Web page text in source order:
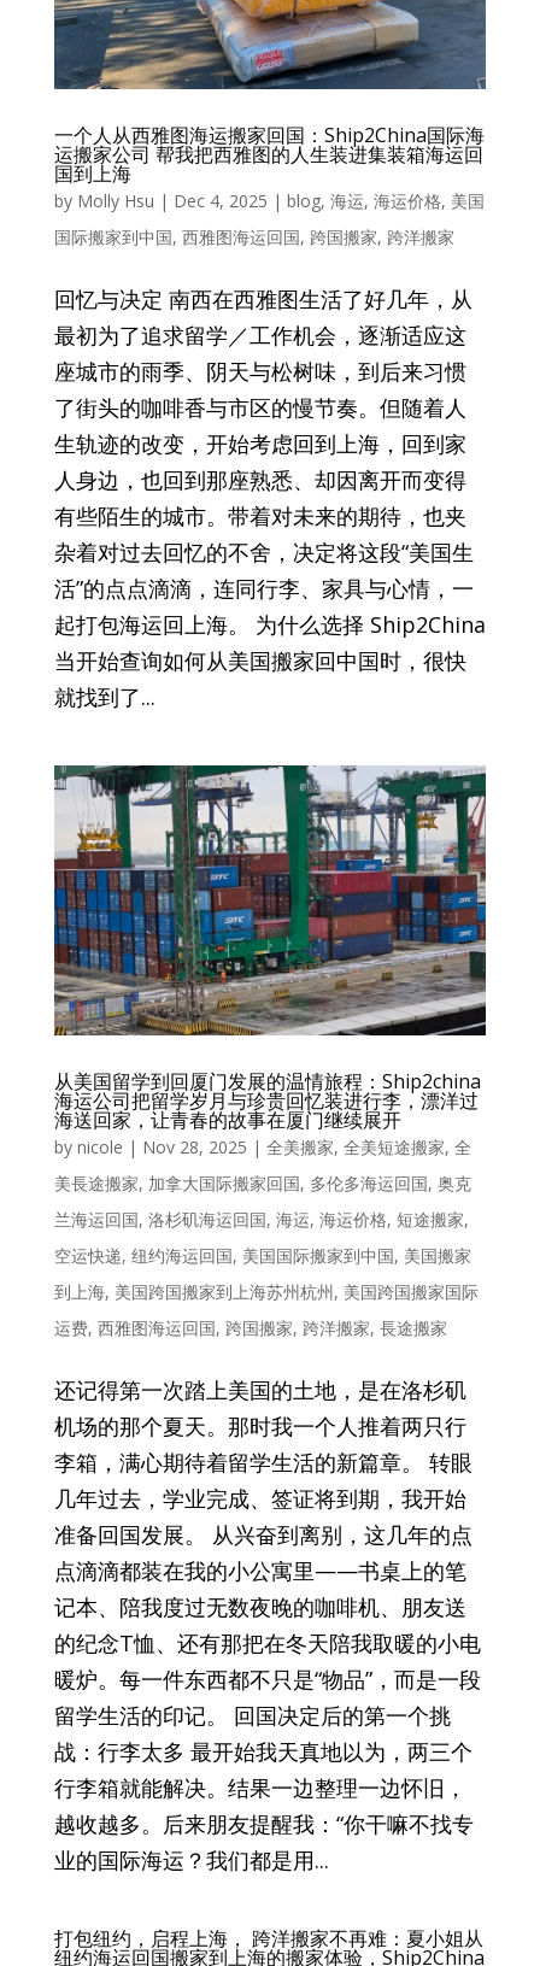
一个人从西雅图海运搬家回国：Ship2China国际海
运搬家公司 帮我把西雅图的人生装进集装箱海运回
国到上海
by Molly Hsu | Dec 4, 2025 | blog, 海运, 海运价格, 美国
国际搬家到中国, 西雅图海运回国, 跨国搬家, 跨洋搬家
回忆与决定 南西在西雅图生活了好几年，从
最初为了追求留学／工作机会，逐渐适应这
座城市的雨季、阴天与松树味，到后来习惯
了街头的咖啡香与市区的慢节奏。但随着人
生轨迹的改变，开始考虑回到上海，回到家
人身边，也回到那座熟悉、却因离开而变得
有些陌生的城市。带着对未来的期待，也夹
杂着对过去回忆的不舍，决定将这段“美国生
活”的点点滴滴，连同行李、家具与心情，一
起打包海运回上海。 为什么选择 Ship2China
当开始查询如何从美国搬家回中国时，很快
就找到了...
从美国留学到回厦门发展的温情旅程：Ship2china
海运公司把留学岁月与珍贵回忆装进行李，漂洋过
海送回家，让青春的故事在厦门继续展开
by nicole | Nov 28, 2025 | 全美搬家, 全美短途搬家, 全
美長途搬家, 加拿大国际搬家回国, 多伦多海运回国, 奥克
兰海运回国, 洛杉矶海运回国, 海运, 海运价格, 短途搬家,
空运快递, 纽约海运回国, 美国国际搬家到中国, 美国搬家
到上海, 美国跨国搬家到上海苏州杭州, 美国跨国搬家国际
运费, 西雅图海运回国, 跨国搬家, 跨洋搬家, 長途搬家
还记得第一次踏上美国的土地，是在洛杉矶
机场的那个夏天。那时我一个人推着两只行
李箱，满心期待着留学生活的新篇章。 转眼
几年过去，学业完成、签证将到期，我开始
准备回国发展。 从兴奋到离别，这几年的点
点滴滴都装在我的小公寓里——书桌上的笔
记本、陪我度过无数夜晚的咖啡机、朋友送
的纪念T恤、还有那把在冬天陪我取暖的小电
暖炉。每一件东西都不只是“物品”，而是一段
留学生活的印记。 回国决定后的第一个挑
战：行李太多 最开始我天真地以为，两三个
行李箱就能解决。结果一边整理一边怀旧，
越收越多。后来朋友提醒我：“你干嘛不找专
业的国际海运？我们都是用...
打包纽约，启程上海， 跨洋搬家不再难：夏小姐从
纽约海运回国搬家到上海的搬家体验，Ship2China